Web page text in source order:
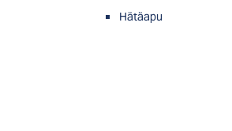
Hätäapu